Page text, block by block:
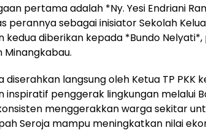
pertama adalah *Ny. Yesi Endriani
perannya sebagai inisiator Sekolah
kedua diberikan kepada *Bundo
langsung oleh Ketua TP PKK
penggerak lingkungan melalui
menggerakkan warga sekitar
Seroja mampu meningkatkan nilai